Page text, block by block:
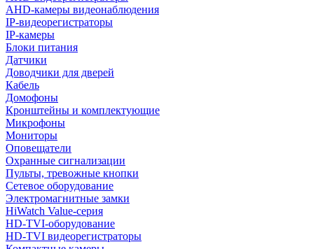
AHD-камеры видеонаблюдения
IP-видеорегистраторы
IP-камеры
Блоки питания
Датчики
Доводчики для дверей
Кабель
Домофоны
Кронштейны и комплектующие
Микрофоны
Мониторы
Оповещатели
Охранные сигнализации
Пульты, тревожные кнопки
Сетевое оборудование
Электромагнитные замки
HiWatch Value-серия
HD-TVI-оборудование
HD-TVI видеорегистраторы